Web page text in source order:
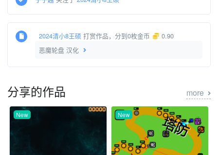
2024清小8王硕 打赏作品，分到0枚金币
0.90
恶魔轮盘 汉化
分享的作品 more
New New